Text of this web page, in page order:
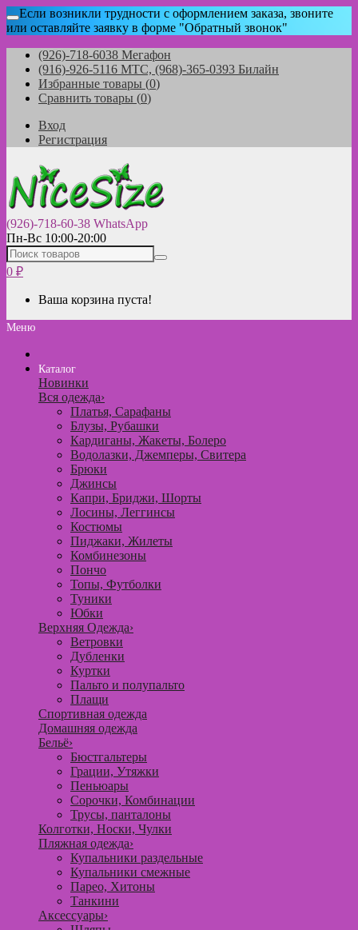
Если возникли трудности с оформлением заказа, звоните
или оставляйте заявку в форме "Обратный звонок"
(926)-718-6038 Мегафон
(916)-926-5116 МТС, (968)-365-0393 Билайн
Избранные товары (0)
Сравнить товары (0)
Вход
Регистрация
(926)-718-60-38 WhatsApp
Пн-Вс 10:00-20:00
0 ₽
Ваша корзина пуста!
Меню
Каталог
Новинки
Вся одежда›
Платья, Сарафаны
Блузы, Рубашки
Кардиганы, Жакеты, Болеро
Водолазки, Джемперы, Свитера
Брюки
Джинсы
Капри, Бриджи, Шорты
Лосины, Леггинсы
Костюмы
Пиджаки, Жилеты
Комбинезоны
Пончо
Топы, Футболки
Туники
Юбки
Верхняя Одежда›
Ветровки
Дубленки
Куртки
Пальто и полупальто
Плащи
Спортивная одежда
Домашняя одежда
Бельё›
Бюстгальтеры
Грации, Утяжки
Пеньюары
Сорочки, Комбинации
Трусы, панталоны
Колготки, Носки, Чулки
Пляжная одежда›
Купальники раздельные
Купальники смежные
Парео, Хитоны
Танкини
Аксессуары›